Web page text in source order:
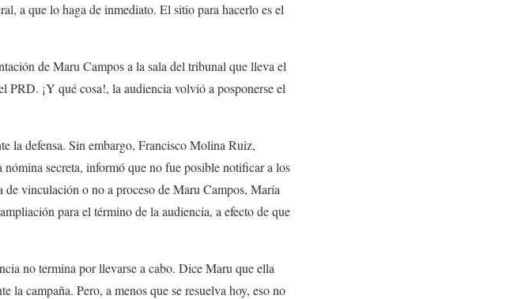
a que lo haga de inmediato. El sitio para hacerlo es el
de Maru Campos a la sala del tribunal que lleva el
PRD. ¡Y qué cosa!, la audiencia volvió a posponerse el
la defensa. Sin embargo, Francisco Molina Ruiz,
secreta, informó que no fue posible notificar a los
vinculación o no a proceso de Maru Campos, María
para el término de la audiencia, a efecto de que
no termina por llevarse a cabo. Dice Maru que ella
la campaña. Pero, a menos que se resuelva hoy, eso no